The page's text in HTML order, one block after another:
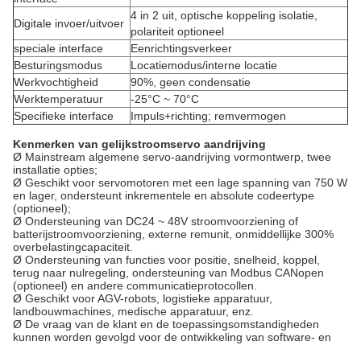
Digitale invoer/uitvoer
4 in 2 uit, optische koppeling isolatie,
polariteit optioneel
speciale interface
Eenrichtingsverkeer
Besturingsmodus
Locatiemodus/interne locatie
Werkvochtigheid
90%, geen condensatie
Werktemperatuur
-25°C ~ 70°C
Specifieke interface
Impuls+richting; remvermogen
Kenmerken van gelijkstroomservo aandrijving
Ø Mainstream algemene servo-aandrijving vormontwerp, twee
installatie opties;
Ø Geschikt voor servomotoren met een lage spanning van 750 W
en lager, ondersteunt inkrementele en absolute codeertype
(optioneel);
Ø Ondersteuning van DC24 ~ 48V stroomvoorziening of
batterijstroomvoorziening, externe remunit, onmiddellijke 300%
overbelastingcapaciteit.
Ø Ondersteuning van functies voor positie, snelheid, koppel,
terug naar nulregeling, ondersteuning van Modbus CANopen
(optioneel) en andere communicatieprotocollen.
Ø Geschikt voor AGV-robots, logistieke apparatuur,
landbouwmachines, medische apparatuur, enz.
Ø De vraag van de klant en de toepassingsomstandigheden
kunnen worden gevolgd voor de ontwikkeling van software- en